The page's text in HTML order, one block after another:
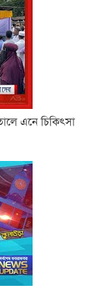
এনে চিকিৎসা